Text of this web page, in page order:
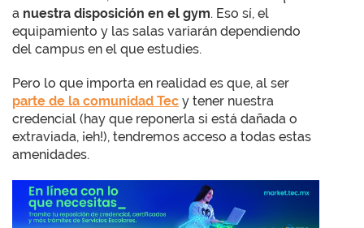
a nuestra disposición en el gym. Eso sí, el
equipamiento y las salas variarán dependiendo
del campus en el que estudies.
Pero lo que importa en realidad es que, al ser
parte de la comunidad Tec y tener nuestra
credencial (hay que reponerla si está dañada o
extraviada, ¡eh!), tendremos acceso a todas estas
amenidades.